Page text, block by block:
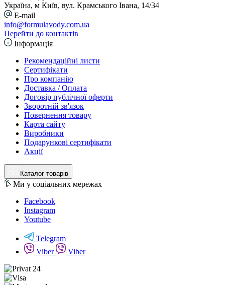
Україна, м Київ, вул. Крамського Івана, 14/34
E-mail
info@formulavody.com.ua
Перейти до контактів
Інформація
Рекомендаційні листи
Сертифікати
Про компанію
Доставка / Оплата
Договір публічної оферти
Зворотній зв'язок
Повернення товару
Карта сайту
Виробники
Подарункові сертифікати
Акції
Каталог товарів
Ми у соціальних мережах
Facebook
Instagram
Youtube
Telegram
Viber
Viber